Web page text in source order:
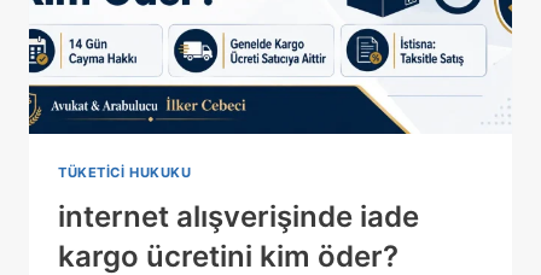
TÜKETICI HUKUKU
internet alışverişinde iade
kargo ücretini kim öder?